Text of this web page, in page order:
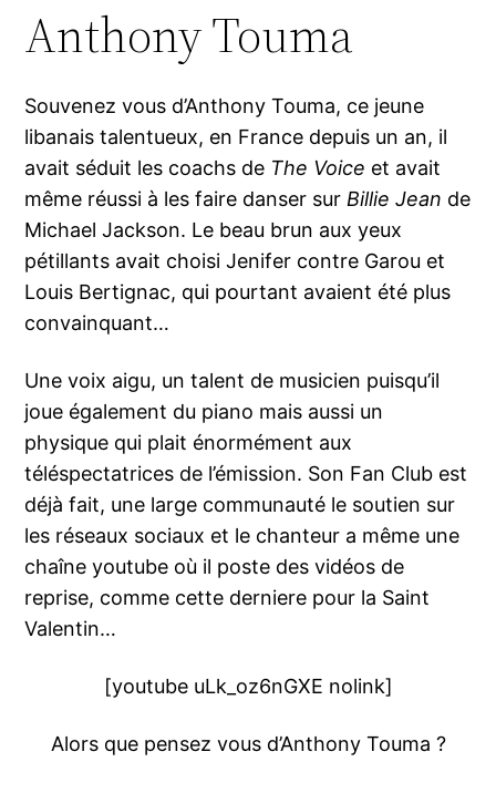
Anthony Touma
Souvenez vous d’Anthony Touma, ce jeune
libanais talentueux, en France depuis un an, il
avait séduit les coachs de The Voice et avait
même réussi à les faire danser surBillie Jean de
Michael Jackson. Le beau brun aux yeux
pétillants avait choisi Jenifer contre Garou et
Louis Bertignac, qui pourtant avaient été plus
convainquant…
Une voix aigu, un talent de musicien puisqu’il
joue également du piano mais aussi un
physique qui plait énormément aux
téléspectatrices de l’émission. Son Fan Club est
déjà fait, une large communauté le soutien sur
les réseaux sociaux et le chanteur a même une
chaîne youtube où il poste des vidéos de
reprise, comme cette derniere pour la Saint
Valentin…
[youtube uLk_oz6nGXE nolink]
Alors que pensez vous d’Anthony Touma ?